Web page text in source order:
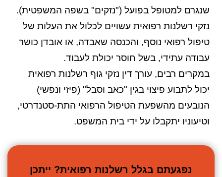
שנגרם למטופל בפועל ("נזקים" בשפה המשפטית).
נזקי רשלנות רפואית עשויים לכלול את העלות של
טיפול רפואי נוסף, והכנסה שאבדה, או אובדן כושר
עבודה עתידי, בשל חוסר יכולת לעבוד.
במקרים רבים, עורך דין נזקי גוף רשלנות רפואית
יכול לתבוע פיצוי בגין "כאב וסבל" (פיזי ונפשי)
הנובעים מהשפעת הטיפול הרפואי התת-סטנדרטי,
וטיעוניו יתקבלו על ידי בית המשפט.
נפגעתם בגלל רשלנות רפואית? ייתכן